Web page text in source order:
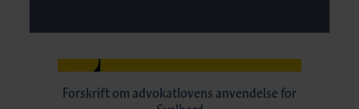
Forskrift om advokatlovens anvendelse for